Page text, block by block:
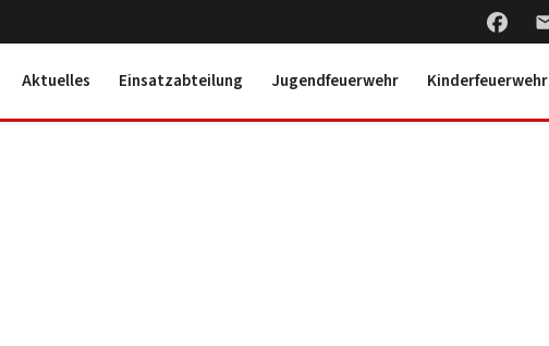
Aktuelles Einsatzabteilung Jugendfeuerwehr Kinderfeuerwehr